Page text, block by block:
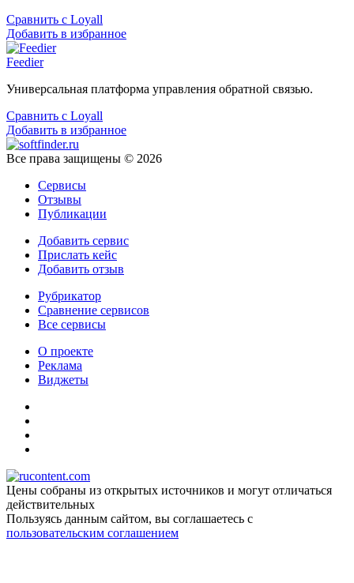
Сравнить с Loyall
Добавить в избранное
Feedier
Универсальная платформа управления обратной связью.
Сравнить с Loyall
Добавить в избранное
Все права защищены © 2026
Сервисы
Отзывы
Публикации
Добавить сервис
Прислать кейс
Добавить отзыв
Рубрикатор
Сравнение сервисов
Все сервисы
О проекте
Реклама
Виджеты
Цены собраны из открытых источников и могут отличаться
действительных
Пользуясь данным сайтом, вы соглашаетесь c
пользовательским соглашением